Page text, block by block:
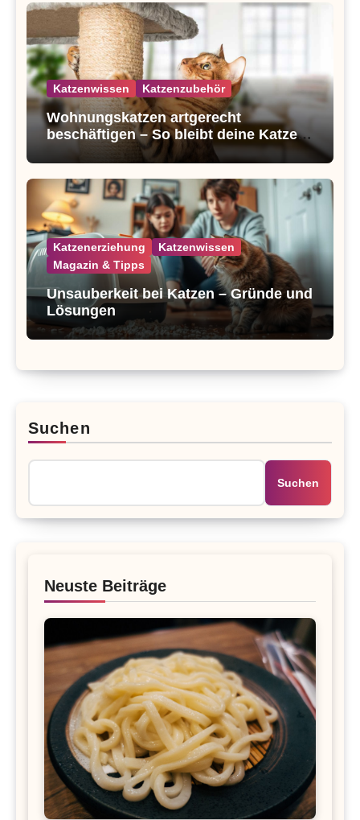
Katzenwissen Katzenzubehör
Wohnungskatzen artgerecht
beschäftigen – So bleibt deine Katze
glücklich und gesund
Katzenerziehung
Katzenwissen
Magazin & Tipps
Unsauberkeit bei Katzen – Gründe und
Lösungen
Suchen
Suchen
Neuste Beiträge